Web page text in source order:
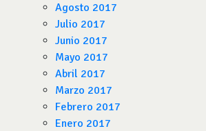
Agosto 2017
Julio 2017
Junio 2017
Mayo 2017
Abril 2017
Marzo 2017
Febrero 2017
Enero 2017